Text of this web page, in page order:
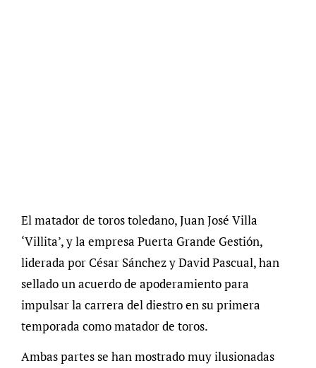
El matador de toros toledano, Juan José Villa
‘Villita’, y la empresa Puerta Grande Gestión,
liderada por César Sánchez y David Pascual, han
sellado un acuerdo de apoderamiento para
impulsar la carrera del diestro en su primera
temporada como matador de toros.
Ambas partes se han mostrado muy ilusionadas